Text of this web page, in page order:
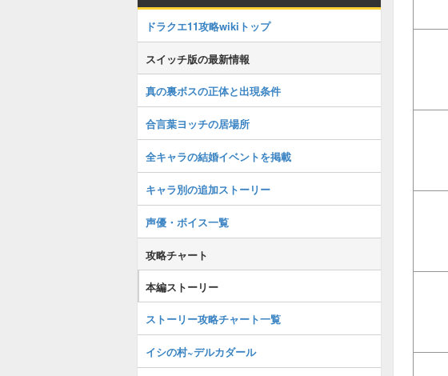
ドラクエ11攻略wikiトップ
スイッチ版の最新情報
真の裏ボスの正体と出現条件
合言葉ヨッチの居場所
全キャラの結婚イベントを掲載
キャラ別の追加ストーリー
声優・ボイス一覧
攻略チャート
本編ストーリー
ストーリー攻略チャート一覧
イシの村~デルカダール